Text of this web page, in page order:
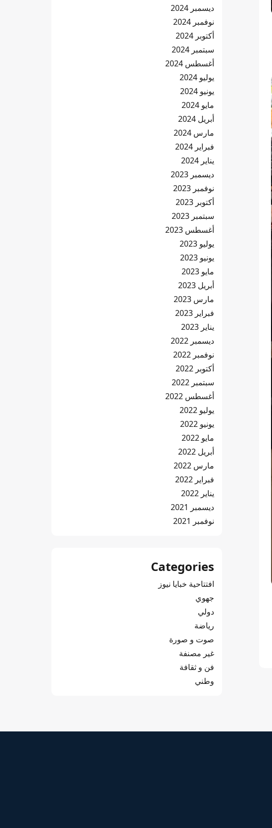
ديسمبر 2024
نوفمبر 2024
أكتوبر 2024
سبتمبر 2024
أغسطس 2024
يوليو 2024
يونيو 2024
مايو 2024
أبريل 2024
مارس 2024
فبراير 2024
يناير 2024
ديسمبر 2023
نوفمبر 2023
أكتوبر 2023
سبتمبر 2023
أغسطس 2023
يوليو 2023
يونيو 2023
مايو 2023
أبريل 2023
مارس 2023
فبراير 2023
يناير 2023
ديسمبر 2022
نوفمبر 2022
أكتوبر 2022
سبتمبر 2022
أغسطس 2022
يوليو 2022
يونيو 2022
مايو 2022
أبريل 2022
مارس 2022
فبراير 2022
يناير 2022
ديسمبر 2021
نوفمبر 2021
Categories
افتتاحية خبايا نيوز
جهوي
دولي
رياضة
صوت و صورة
غير مصنفة
فن و ثقافة
وطني